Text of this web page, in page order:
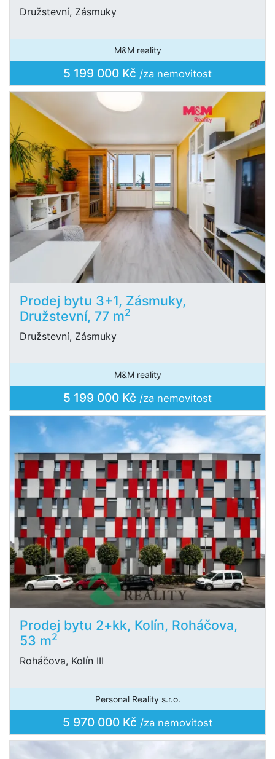
Družstevní, Zásmuky
M&M reality
5 199 000 Kč /za nemovitost
Prodej bytu 3+1, Zásmuky,
Družstevní, 77 m2
Družstevní, Zásmuky
M&M reality
5 199 000 Kč /za nemovitost
Prodej bytu 2+kk, Kolín, Roháčova,
53 m2
Roháčova, Kolín III
Personal Reality s.r.o.
5 970 000 Kč /za nemovitost